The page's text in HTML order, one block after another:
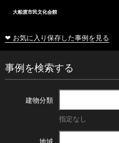
大船渡市民文化会館
❤ お気に入り保存した事例を見る
事例を検索する
建物分類
指定なし
地域